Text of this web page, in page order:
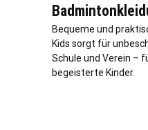
Bequeme und
Kids sorgt für
Schule und Verein –
begeisterte Kinder.